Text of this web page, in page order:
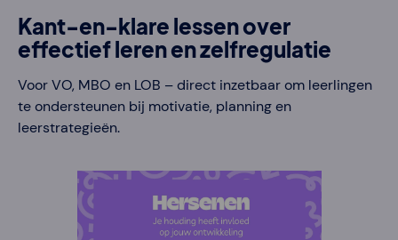
Kant-en-klare lessen over
effectief leren en zelfregulatie
Voor VO, MBO en LOB – direct inzetbaar om leerlingen
te ondersteunen bij motivatie, planning en
leerstrategieën.